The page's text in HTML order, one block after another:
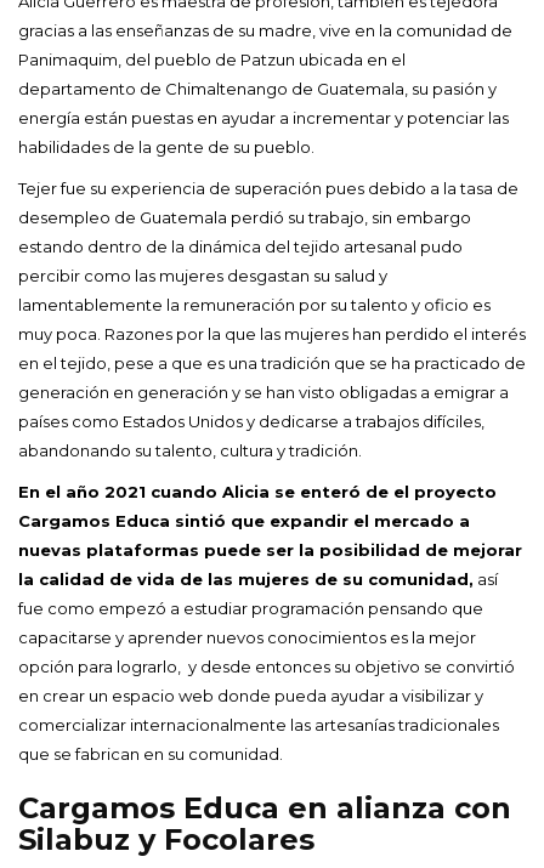
gracias a las enseñanzas de su madre, vive en la comunidad de
Panimaquim, del pueblo de Patzun ubicada en el
departamento de Chimaltenango de Guatemala, su pasión y
energía están puestas en ayudar a incrementar y potenciar las
habilidades de la gente de su pueblo.
Tejer fue su experiencia de superación pues debido a la tasa de
desempleo de Guatemala perdió su trabajo, sin embargo
estando dentro de la dinámica del tejido artesanal pudo
percibir como las mujeres desgastan su salud y
lamentablemente la remuneración por su talento y oficio es
muy poca. Razones por la que las mujeres han perdido el interés
en el tejido, pese a que es una tradición que se ha practicado de
generación en generación y se han visto obligadas a emigrar a
países como Estados Unidos y dedicarse a trabajos difíciles,
abandonando su talento, cultura y tradición.
En el año 2021 cuando Alicia se enteró de el proyecto
Cargamos Educa sintió que expandir el mercado a
nuevas plataformas puede ser la posibilidad de mejorar
la calidad de vida de las mujeres de su comunidad, así
fue como empezó a estudiar programación pensando que
capacitarse y aprender nuevos conocimientos es la mejor
opción para lograrlo, y desde entonces su objetivo se convirtió
en crear un espacio web donde pueda ayudar a visibilizar y
comercializar internacionalmente las artesanías tradicionales
que se fabrican en su comunidad.
Cargamos Educa en alianza con
Silabuz y Focolares